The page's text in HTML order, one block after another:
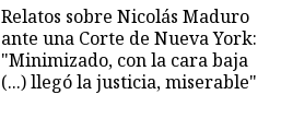
Relatos sobre Nicolás Maduro
ante una Corte de Nueva York:
"Minimizado, con la cara baja
(...) llegó la justicia, miserable"